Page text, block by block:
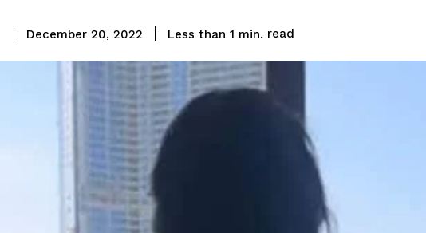
December 20, 2022 Less than 1 min. read